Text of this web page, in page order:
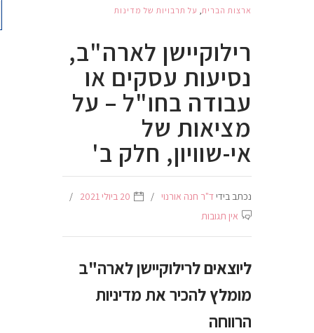
ארצות הברית, על תרבויות של מדינות
רילוקיישן לארה"ב,
נסיעות עסקים או
עבודה בחו"ל – על
מציאות של
אי-שוויון, חלק ב'
נכתב בידיד"ר חנה אורנוי
20 ביולי 2021
אין תגובות
ליוצאים לרילוקיישן לארה"ב
מומלץ להכיר את מדיניות
הרווחה